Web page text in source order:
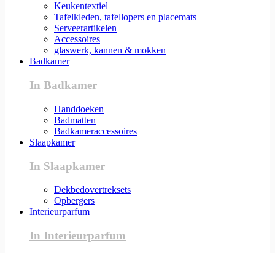
Keukentextiel
Tafelkleden, tafellopers en placemats
Serveerartikelen
Accessoires
glaswerk, kannen & mokken
Badkamer
In Badkamer
Handdoeken
Badmatten
Badkameraccessoires
Slaapkamer
In Slaapkamer
Dekbedovertreksets
Opbergers
Interieurparfum
In Interieurparfum